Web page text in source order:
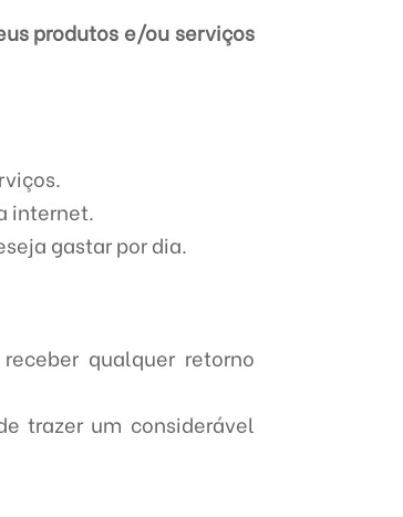
produtos e/ou serviços
internet.
gastar por dia.
qualquer retorno
trazer um considerável